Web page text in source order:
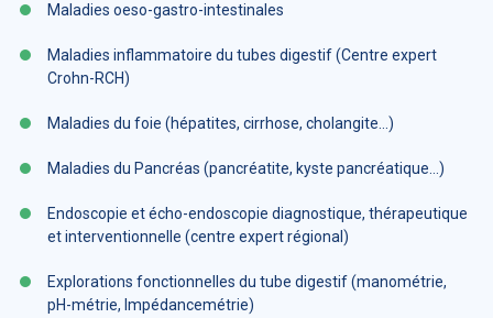
Maladies oeso-gastro-intestinales
Maladies inflammatoire du tubes digestif (Centre expert
Crohn-RCH)
Maladies du foie (hépatites, cirrhose, cholangite…)
Maladies du Pancréas (pancréatite, kyste pancréatique…)
Endoscopie et écho-endoscopie diagnostique, thérapeutique
et interventionnelle (centre expert régional)
Explorations fonctionnelles du tube digestif (manométrie,
pH-métrie, Impédancemétrie)